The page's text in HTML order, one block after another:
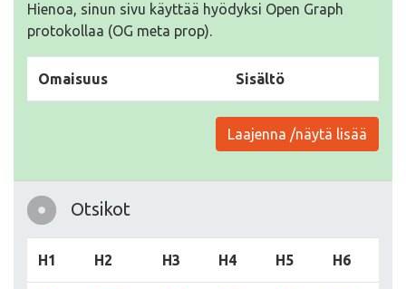
Hienoa, sinun sivu käyttää hyödyksi Open Graph
protokollaa (OG meta prop).
Omaisuus Sisältö
Laajenna /näytä lisää
Otsikot
H1 H2 H3 H4 H5 H6